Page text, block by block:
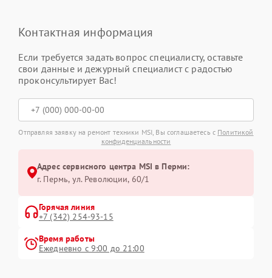
Контактная информация
Если требуется задать вопрос специалисту, оставьте
свои данные и дежурный специалист с радостью
проконсультирует Вас!
Отправляя заявку на ремонт техники MSI, Вы соглашаетесь с Политикой
конфиденциальности
Адрес сервисного центра MSI в Перми:
г. Пермь, ул. ​Революции, 60/1
Горячая линия
+7 (342) 254-93-15
Время работы
Ежедневно с 9:00 до 21:00